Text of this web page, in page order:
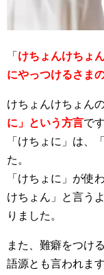
「 けちょんけちょ
にやっつけるさま
けちょんけちょん
に」という方言です
「けちょに」は、
た。
「けちょに」が使
けちょん」と言う
りました。
また、難癖をつけ
語源とも言われま